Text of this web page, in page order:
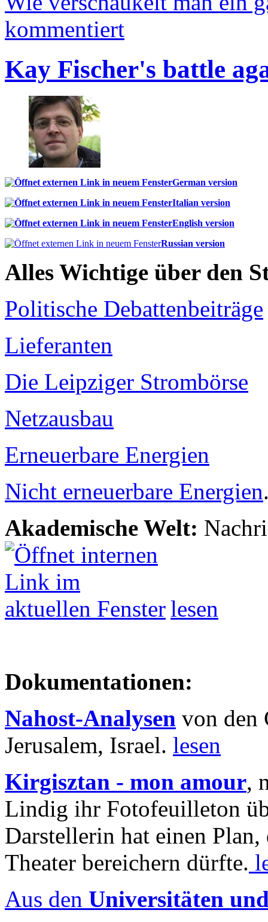
kommentiert
Kay Fischer's battle
German version
Italian version
English version
Russian version
Alles Wichtige über den
Politische Debattenbeiträge
Lieferanten
Die Leipziger Strombörse
Netzausbau
Erneuerbare Energien
Nicht erneuerbare Energien
Akademische Welt:
lesen
Dokumentationen:
Nahost-Analysen von den
Jerusalem, Israel. lesen
Kirgisztan - mon amour,
Lindig ihr Fotofeuilleton
Darstellerin hat einen Plan,
Theater bereichern dürfte.
Aus den Universitäten